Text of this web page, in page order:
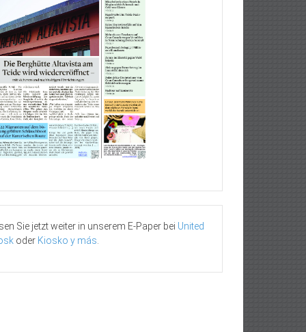
Sie jetzt weiter in unserem E-Paper bei United
oder Kiosko y más